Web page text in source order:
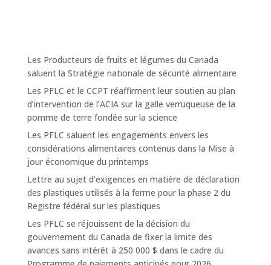
Les Producteurs de fruits et légumes du Canada
saluent la Stratégie nationale de sécurité alimentaire
Les PFLC et le CCPT réaffirment leur soutien au plan
d’intervention de l’ACIA sur la galle verruqueuse de la
pomme de terre fondée sur la science
Les PFLC saluent les engagements envers les
considérations alimentaires contenus dans la Mise à
jour économique du printemps
Lettre au sujet d’exigences en matière de déclaration
des plastiques utilisés à la ferme pour la phase 2 du
Registre fédéral sur les plastiques
Les PFLC se réjouissent de la décision du
gouvernement du Canada de fixer la limite des
avances sans intérêt à 250 000 $ dans le cadre du